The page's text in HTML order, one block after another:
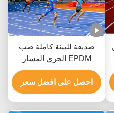
صديقة للبيئة كاملة صب
EPDM الجري المسار
لملعب رياضي
احصل على افضل سعر